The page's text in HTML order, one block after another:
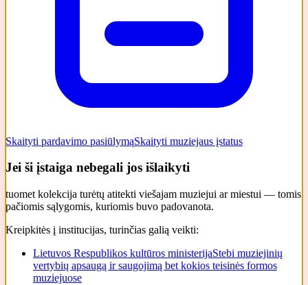
Skaityti pardavimo pasiūlymąSkaityti muziejaus įstatus
Jei ši įstaiga nebegali jos išlaikyti
tuomet kolekcija turėtų atitekti viešajam muziejui ar miestui — tomis
pačiomis sąlygomis, kuriomis buvo padovanota.
Kreipkitės į institucijas, turinčias galią veikti:
Lietuvos Respublikos kultūros ministerijaStebi muziejinių
vertybių apsaugą ir saugojimą bet kokios teisinės formos
muziejuose